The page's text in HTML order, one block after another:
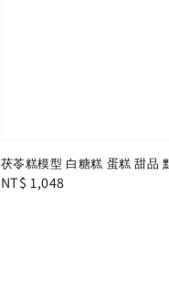
茯苓糕模型 白糖糕 蛋糕 甜品
Regular
NT$ 1,048